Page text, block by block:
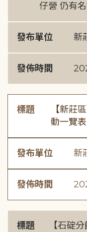
仔營 仍有
發布單位 新
發佈時間
標題
【新莊
動一覽
發布單位 新
發佈時間
標題
【石碇